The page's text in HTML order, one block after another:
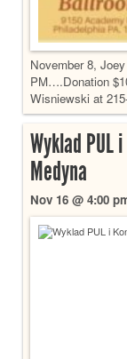
November 8,
PM….Donation
Wisniewski at
Wyklad PUL
Medyna
Nov 16 @ 4:00